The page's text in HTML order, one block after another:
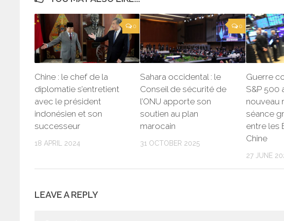
0
Chine : le chef de la
diplomatie s’entretient
avec le président
indonésien et son
successeur
18 APRIL 2024
0
Sahara occidental : le
Conseil de sécurité de
l’ONU apporte son
soutien au plan
marocain
31 OCTOBER 2025
Guerre
S&P 500
nouveau
séance
entre les
Chine
27 JUNE
LEAVE A REPLY